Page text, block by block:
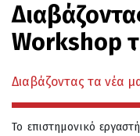
Workshop
Διαβάζοντας τα νέα
Το επιστημονικό